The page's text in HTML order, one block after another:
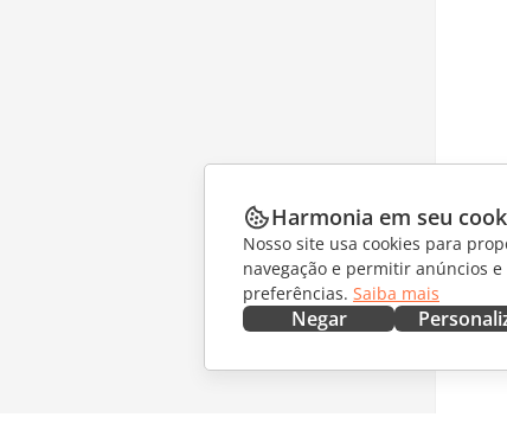
Harmonia em seu
Nosso site usa cookies para
navegação e permitir anúncios
preferências. Saiba mais
Negar